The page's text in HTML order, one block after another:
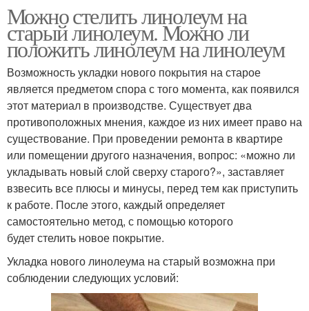
Можно стелить линолеум на
старый линолеум. Можно ли
положить линолеум на линолеум
Возможность укладки нового покрытия на старое
является предметом спора с того момента, как появился
этот материал в производстве. Существует два
противоположных мнения, каждое из них имеет право на
существование. При проведении ремонта в квартире
или помещении другого назначения, вопрос: «можно ли
укладывать новый слой сверху старого?», заставляет
взвесить все плюсы и минусы, перед тем как приступить
к работе. После этого, каждый определяет
самостоятельно метод, с помощью которого
будет стелить новое покрытие.
Укладка нового линолеума на старый возможна при
соблюдении следующих условий: